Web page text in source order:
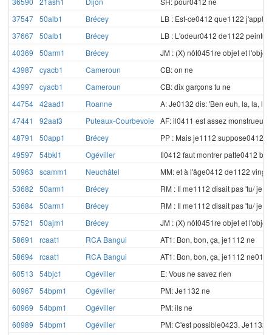
37547 50alb1 Brécey
LB : Est-ce0412 que1122
37667 50alb1 Brécey
LB : L'odeur0412 de1122
40369
50arm1 Brécey
JM : (X) nôt0451re objet et
43987 cyacb1 Cameroun
CB: on ne
43997 cyacb1 Cameroun
CB: dix garçons tu ne
44754 42aad1 Roanne
A: Je0132 dis: 'Ben euh, la, la,
47441
92aaf3 Puteaux-Courbevoie
AF: il0411 est assez
48791
50app1 Brécey
PP : Mais je1112 suppose0412
49597 54bkl1 Ogéviller
Il0412 faut montrer patte0412
50963
scamm1 Neuchâtel
MM: et à l'âge0412 de1122 vingt
53682
50arm1 Brécey
RM : Il me1112 disait pas 'tu/
53684 50arm1 Brécey
RM : Il me1112 disait pas 'tu/
57521
50ajm1 Brécey
JM : (X) nôt0451re objet et
58691
rcaat1 RCA Bangui
AT1: Bon, bon, ça, je1112 ne
58694 rcaat1 RCA Bangui
AT1: Bon, bon, ça, je1112
60513
54bjc1 Ogéviller
E: Vous ne savez rien
60967 54bpm1 Ogéviller
PM: Je1132 ne
60969
54bpm1 Ogéviller
PM: ils ne
60989
54bpm1 Ogéviller
PM: C'est possible0423. Je1132